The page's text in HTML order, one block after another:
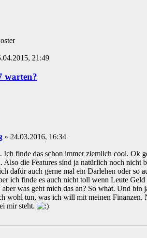
21:49
warten?
» 24.03.2016, 16:34
Ich finde das schon immer ziemlich cool. Ok
Also die Features sind ja natürlich noch nicht
dafür auch gerne mal ein Darlehen oder so
ich finde es auch nicht toll wenn Leute
aber was geht mich das an? So what. Und bin
wohl tun, was ich will mit meinen Finanzen.
mir steht.